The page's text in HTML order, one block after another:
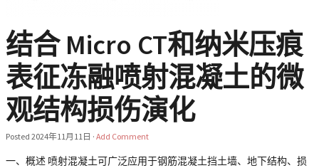
结合 Micro CT和纳米压痕
表征冻融喷射混凝土的微
观结构损伤演化
Posted 2024年11月11日 · Add Comment
一、概述 喷射混凝土可广泛应用于钢筋混凝土挡土墙、地下结构、损